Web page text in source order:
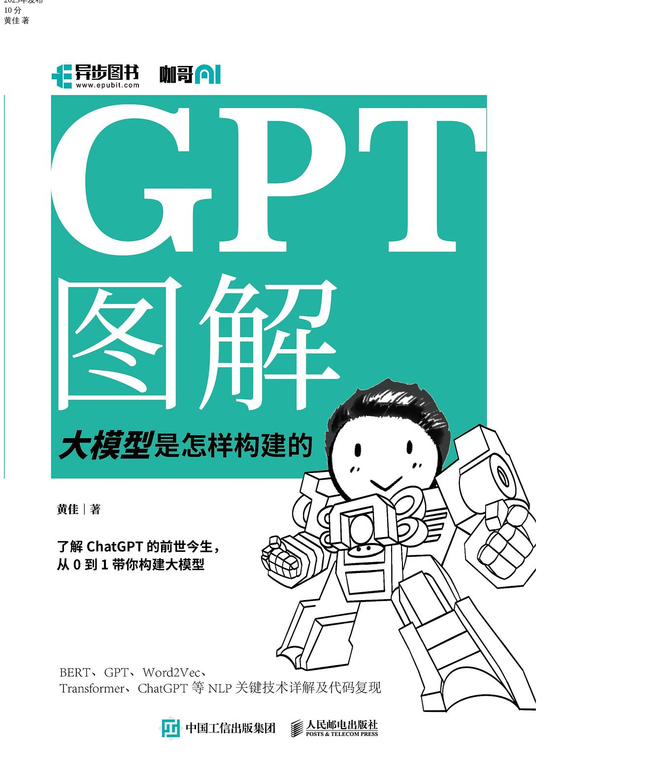
10 分
黄佳 著